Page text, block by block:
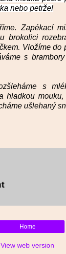
nebo petržel
Zapékací
brokolici
Vložíme do
s
s
hladkou
ušlehaný
Home
View web version